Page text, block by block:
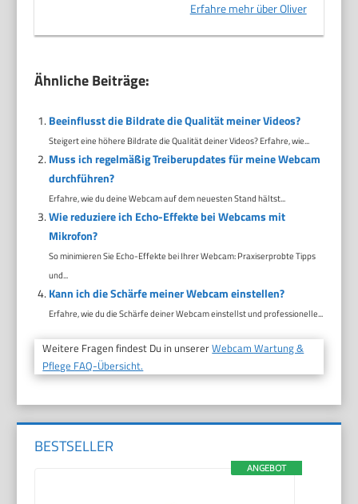
Erfahre mehr über Oliver
Ähnliche Beiträge:
Beeinflusst die Bildrate die Qualität meiner Videos?
Steigert eine höhere Bildrate die Qualität deiner Videos? Erfahre, wie...
Muss ich regelmäßig Treiberupdates für meine Webcam
durchführen?
Erfahre, wie du deine Webcam auf dem neuesten Stand hältst...
Wie reduziere ich Echo-Effekte bei Webcams mit
Mikrofon?
So minimieren Sie Echo-Effekte bei Ihrer Webcam: Praxiserprobte Tipps
und...
Kann ich die Schärfe meiner Webcam einstellen?
Erfahre, wie du die Schärfe deiner Webcam einstellst und professionelle...
Weitere Fragen findest Du in unsererWebcam Wartung &
Pflege FAQ-Übersicht.
BESTSELLER
ANGEBOT